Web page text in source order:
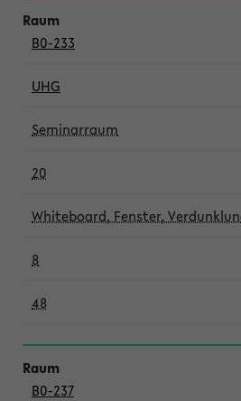
B0-233
UHG
Seminarraum
20
Whiteboard, Fenster,
8
48
B0-237